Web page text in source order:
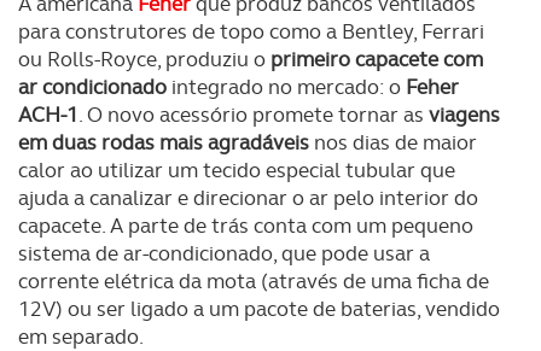
para construtores de topo como a Bentley, Ferrari
ou Rolls-Royce, produziu o primeiro capacete com
ar condicionado integrado no mercado: o Feher
ACH-1. O novo acessório promete tornar as viagens
em duas rodas mais agradáveis nos dias de maior
calor ao utilizar um tecido especial tubular que
ajuda a canalizar e direcionar o ar pelo interior do
capacete. A parte de trás conta com um pequeno
sistema de ar-condicionado, que pode usar a
corrente elétrica da mota (através de uma ficha de
12V) ou ser ligado a um pacote de baterias, vendido
em separado.